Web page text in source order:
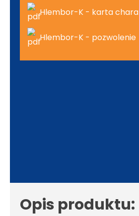
Hlembor-K - karta
Hlembor-K - pozwolenie
Opis produktu: